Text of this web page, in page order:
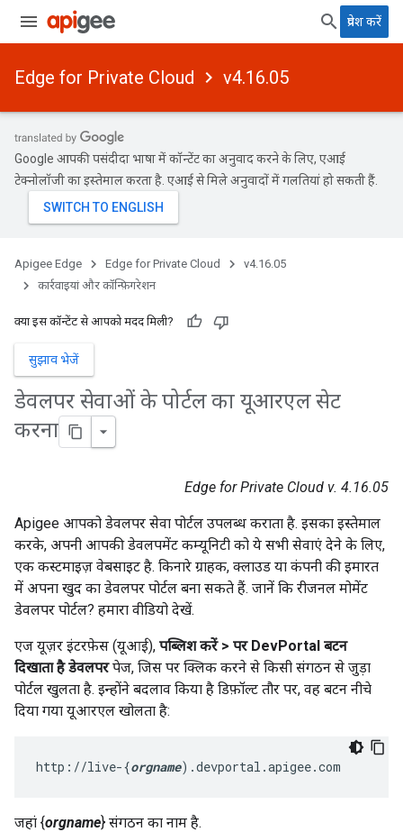
प्रवेश करें
Edge for Private Cloud v4.16.05
Google आपकी पसंदीदा भाषा में कॉन्टेंट का अनुवाद करने के लिए, एआई
टेक्नोलॉजी का इस्तेमाल करता है. एआई से मिले अनुवादों में गलतियां हो सकती हैं.
Apigee Edge Edge for Private Cloud
v4.16.05
कार्रवाइयां और कॉन्फ़िगरेशन
क्या इस कॉन्टेंट से आपको मदद मिली?
सुझाव भेजें
डेवलपर सेवाओं के पोर्टल का यूआरएल सेट
करना
Edge for Private Cloud v. 4.16.05
Apigee आपको डेवलपर सेवा पोर्टल उपलब्ध कराता है. इसका इस्तेमाल
करके, अपनी आपकी डेवलपमेंट कम्यूनिटी को ये सभी सेवाएं देने के लिए,
एक कस्टमाइज़ वेबसाइट है. किनारे ग्राहक, क्लाउड या कंपनी की इमारत
में अपना खुद का डेवलपर पोर्टल बना सकते हैं. जानें कि रीजनल मोमेंट
डेवलपर पोर्टल? हमारा वीडियो देखें.
एज यूज़र इंटरफ़ेस (यूआई), पब्लिश करें > पर DevPortal बटन
दिखाता है डेवलपरपेज, जिस पर क्लिक करने से किसी संगठन से जुड़ा
पोर्टल खुलता है. इन्होंने बदलाव किया है डिफ़ॉल्ट तौर पर, वह बटन नीचे
दिया गया यूआरएल खोलता है:
http://live-{orgname).devportal.apigee.com
जहां {orgname} संगठन का नाम है.